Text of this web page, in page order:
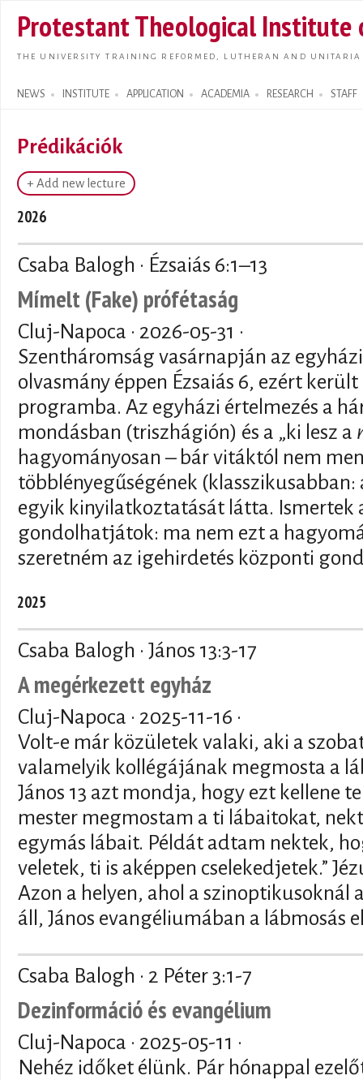
main
Protestant Theological Institute
THE UNIVERSITY TRAINING REFORMED, LUTHERAN AND
NEWS INSTITUTE APPLICATION ACADEMIA RESEARCH STAFF
Search form
Prédikációk
+ Add new lecture
2026
Csaba Balogh · Ézsaiás 6:1–13
Mímelt (Fake) prófétaság
Cluj-Napoca · 2026-05-31 ·
Szentháromság vasárnapján az
olvasmány éppen Ézsaiás 6, ezért
programba. Az egyházi értelmezés a
mondásban (triszhágión) és a „ki lesz a
hagyományosan – bár vitáktól nem
többlényegűségének
egyik kinyilatkoztatását látta. Ismertek
gondolhatjátok: ma nem ezt a
szeretném az igehirdetés központi
2025
Csaba Balogh · János 13:3-17
A megérkezett egyház
Cluj-Napoca · 2025-11-16 ·
Volt-e már közületek valaki, aki a
valamelyik kollégájának megmosta a
János 13 azt mondja, hogy ezt kellene
mester megmostam a ti lábaitokat,
egymás lábait. Példát adtam nektek,
veletek, ti is aképpen cselekedjetek.”
Azon a helyen, ahol a szinoptikusoknál
áll, János evangéliumában a lábmosás
Csaba Balogh · 2 Péter 3:1-7
Dezinformáció és evangélium
Cluj-Napoca · 2025-05-11 ·
Nehéz időket élünk. Pár hónappal